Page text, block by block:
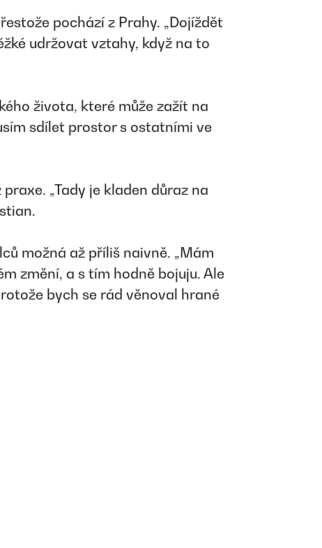
pochází z Prahy. „Dojíždět
udržovat vztahy, když na to
života, které může zažít na
sdílet prostor s ostatními ve
„Tady je kladen důraz na
možná až příliš naivně. „Mám
změní, a s tím hodně bojuju. Ale
bych se rád věnoval hrané